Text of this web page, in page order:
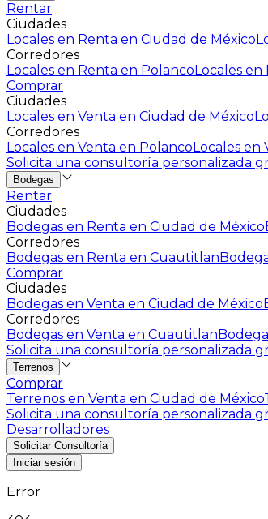
Rentar
Ciudades
Locales en Renta en Ciudad de México
Corredores
Locales en Renta en PolancoLocales en
Comprar
Ciudades
Locales en Venta en Ciudad de México
Corredores
Locales en Venta en PolancoLocales en
Solicita una consultoría personalizada
Bodegas
Rentar
Ciudades
Bodegas en Renta en Ciudad de México
Corredores
Bodegas en Renta en Cuautitlan
Comprar
Ciudades
Bodegas en Venta en Ciudad de México
Corredores
Bodegas en Venta en Cuautitlan
Solicita una consultoría personalizada
Terrenos
Comprar
Terrenos en Venta en Ciudad de México
Solicita una consultoría personalizada
Desarrolladores
Solicitar Consultoría
Iniciar sesión
Error